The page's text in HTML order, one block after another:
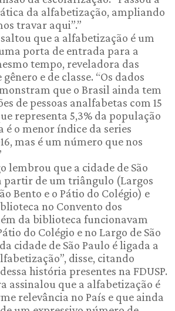
da alfabetização, ampliando
travar aqui”.”
que a alfabetização é um
porta de entrada para a
tempo, reveladora das
e de classe. “Os dados
que o Brasil ainda tem
de pessoas analfabetas com 15
representa 5,3% da população
é o menor índice da series
mas é um número que nos
lembrou que a cidade de São
partir de um triângulo (Largos
Bento e o Pátio do Colégio) e
no Convento dos
da biblioteca funcionavam
do Colégio e no Largo de São
cidade de São Paulo é ligada a
disse, citando
história presentes na FDUSP.
assinalou que a alfabetização é
relevância no País e que ainda